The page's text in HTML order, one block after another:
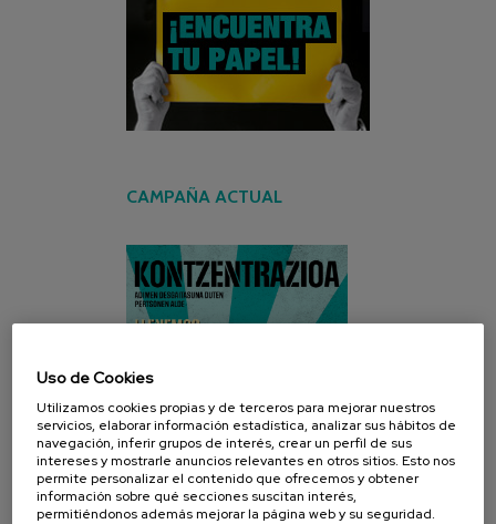
CAMPAÑA ACTUAL
Uso de Cookies
Utilizamos cookies propias y de terceros para mejorar nuestros
servicios, elaborar información estadística, analizar sus hábitos de
navegación, inferir grupos de interés, crear un perfil de sus
intereses y mostrarle anuncios relevantes en otros sitios. Esto nos
permite personalizar el contenido que ofrecemos y obtener
información sobre qué secciones suscitan interés,
permitiéndonos además mejorar la página web y su seguridad.